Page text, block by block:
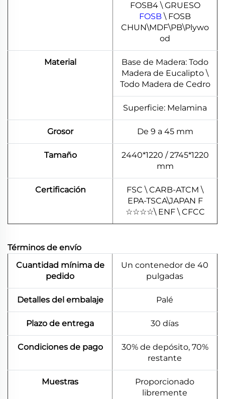
FOSB4 \ GRUESO
FOSB \ FOSB
CHUN\MDF\PB\Plywo
od
Material
Base de Madera: Todo
Madera de Eucalipto \
Todo Madera de Cedro
Superficie: Melamina
Grosor De 9 a 45 mm
Tamaño
2440*1220 / 2745*1220
mm
Certificación
FSC \ CARB-ATCM \
EPA-TSCA\JAPAN F
☆☆☆☆\ ENF \ CFCC
Términos de envío
Cuantidad mínima de
pedido
Un contenedor de 40
pulgadas
Detalles del embalaje Palé
Plazo de entrega 30 días
Condiciones de pago
30% de depósito, 70%
restante
Muestras
Proporcionado
libremente